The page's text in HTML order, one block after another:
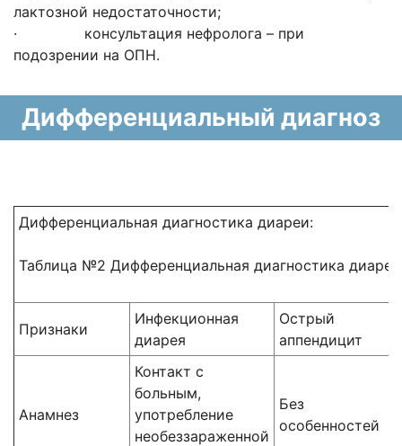
лактозной недостаточности;
· консультация нефролога – при
подозрении на ОПН.
Дифференциальный диагноз
Дифференциальная диагностика диареи:
Таблица №2 Дифференциальная диагностика диареи
Признаки
Инфекционная
диарея
Острый
аппендицит
Анамнез
Контакт с
больным,
употребление
необеззараженной
Без
особенностей